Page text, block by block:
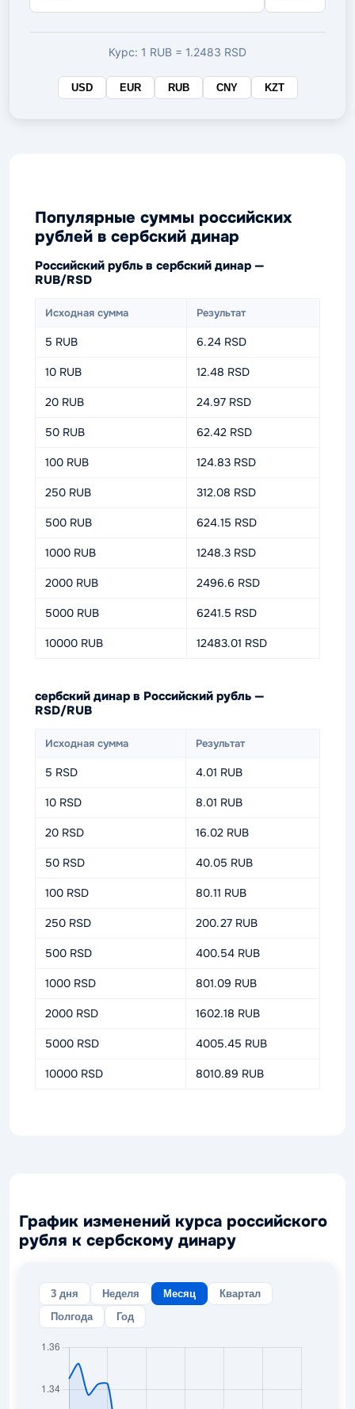
целевой
валюте
Курс: 1 RUB = 1.2483 RSD
USD EUR RUB CNY KZT
Популярные суммы российских
рублей в сербский динар
Российский рубль в сербский динар —
RUB/RSD
Исходная сумма Результат
5 RUB 6.24 RSD
10 RUB 12.48 RSD
20 RUB 24.97 RSD
50 RUB 62.42 RSD
100 RUB 124.83 RSD
250 RUB 312.08 RSD
500 RUB 624.15 RSD
1000 RUB 1248.3 RSD
2000 RUB 2496.6 RSD
5000 RUB 6241.5 RSD
10000 RUB 12483.01 RSD
сербский динар в Российский рубль —
RSD/RUB
Исходная сумма Результат
5 RSD 4.01 RUB
10 RSD 8.01 RUB
20 RSD 16.02 RUB
50 RSD 40.05 RUB
100 RSD 80.11 RUB
250 RSD 200.27 RUB
500 RSD 400.54 RUB
1000 RSD 801.09 RUB
2000 RSD 1602.18 RUB
5000 RSD 4005.45 RUB
10000 RSD 8010.89 RUB
График изменений курса российского
рубля к сербскому динару
3 дня Неделя Месяц
Квартал
Полгода
Год